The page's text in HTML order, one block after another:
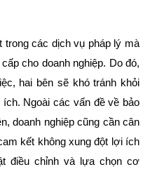
trong các dịch vụ pháp lý mà
cho doanh nghiệp. Do đó,
hai bên sẽ khó tránh khỏi
Ngoài các vấn đề về bảo
doanh nghiệp cũng cần cân
kết không xung đột lợi ích
điều chỉnh và lựa chọn cơ